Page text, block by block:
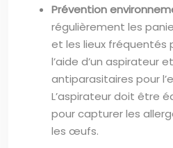
Prévention
régulièrement les
et les lieux fréquentés
l’aide d’un aspirateur
antiparasitaires pour
L’aspirateur doit être
pour capturer les
les œufs.